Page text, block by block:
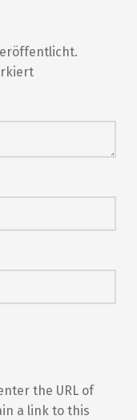
the URL of
a link to this